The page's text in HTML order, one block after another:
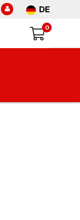
DE
0